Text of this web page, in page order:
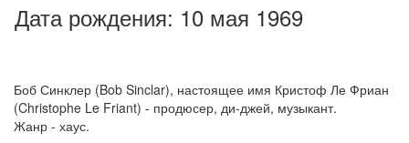
Дата рождения: 10 мая 1969
Боб Синклер (Bob Sinclar), настоящее имя Кристоф Ле Фриан
(Christophe Le Friant) - продюсер, ди-джей, музыкант.
Жанр - хаус.